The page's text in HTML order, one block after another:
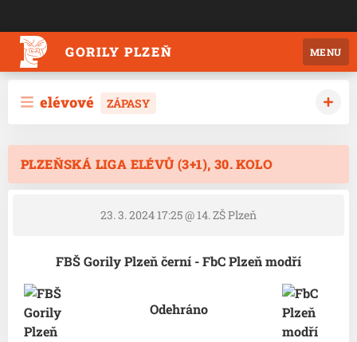
GORILY PLZEŇ MENU
elévové ZÁPASY
PLZEŇSKÁ LIGA ELÉVŮ (3+1), 30. KOLO
23. 3. 2024 17:25@ 14. ZŠ Plzeň
FBŠ Gorily Plzeň černí - FbC Plzeň modří
Odehráno